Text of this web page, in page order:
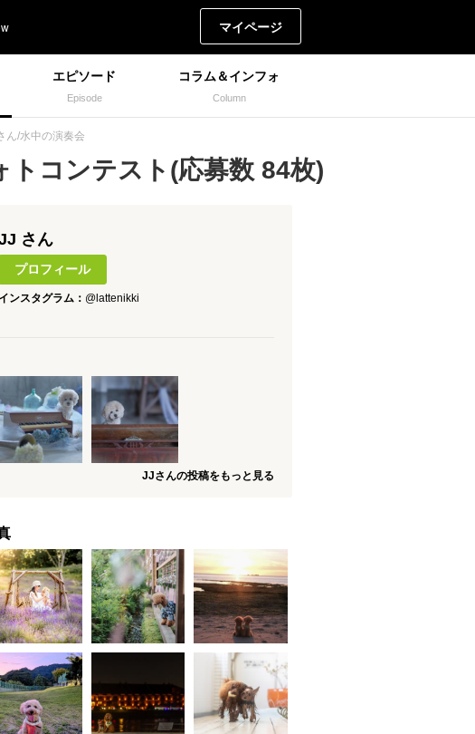
マイページ
エピソード
Episode
コラム＆インフォ
Column
ん/水中の演奏会
コンテスト(応募数 84枚)
さん
プロフィール
インスタグラム： @lattenikki
JJさんの投稿をもっと見る